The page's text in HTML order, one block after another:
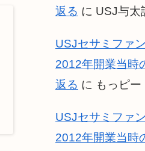
返る に USJ与太
USJセサミファ
2012年開業当時
返る に もっピー
USJセサミファ
2012年開業当時